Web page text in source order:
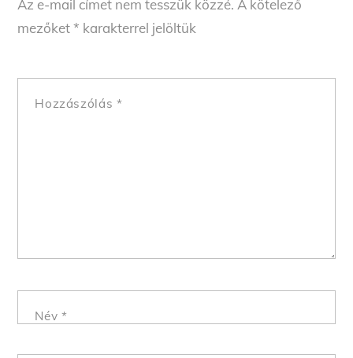
Az e-mail címet nem tesszük közzé. A kötelező
mezőket* karakterrel jelöltük
Hozzászólás *
Név *